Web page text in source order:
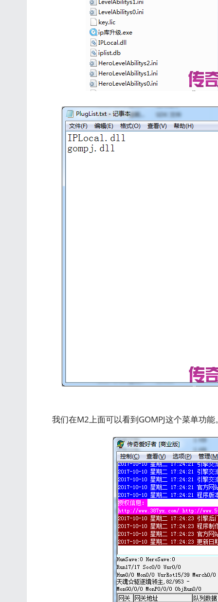
我们在M2上面可以看到GOMPJ这个菜单功